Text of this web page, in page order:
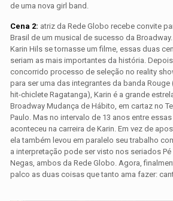
de uma nova girl band.
Cena 2: atriz da Rede Globo recebe convite
Brasil de um musical de sucesso da
Karin Hils se tornasse um filme, essas duas
seriam as mais importantes da história.
concorrido processo de seleção no reality
para ser uma das integrantes da banda
hit-chiclete Ragatanga), Karin é a grande
Broadway Mudança de Hábito, em cartaz no
Paulo. Mas no intervalo de 13 anos entre
aconteceu na carreira de Karin. Em vez de
ela também levou em paralelo seu trabalho
a interpretação pode ser visto nos seriados Pé
Negas, ambos da Rede Globo. Agora,
palco as duas coisas que tanto ama fazer: